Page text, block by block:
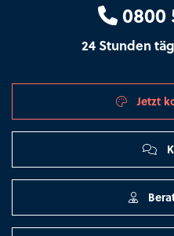
0800
24 Stunden
Jetzt